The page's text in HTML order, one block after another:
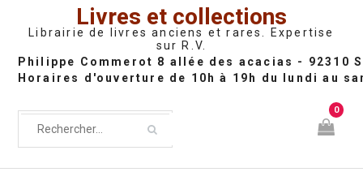
Livres et collections
Librairie de livres anciens et rares. Expertise
sur R.V.
0